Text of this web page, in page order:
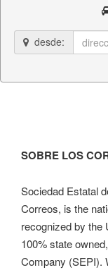
desde:
SOBRE LOS
Sociedad Estatal
Correos, is the
recognized by the
100% state
Company (SEPI).